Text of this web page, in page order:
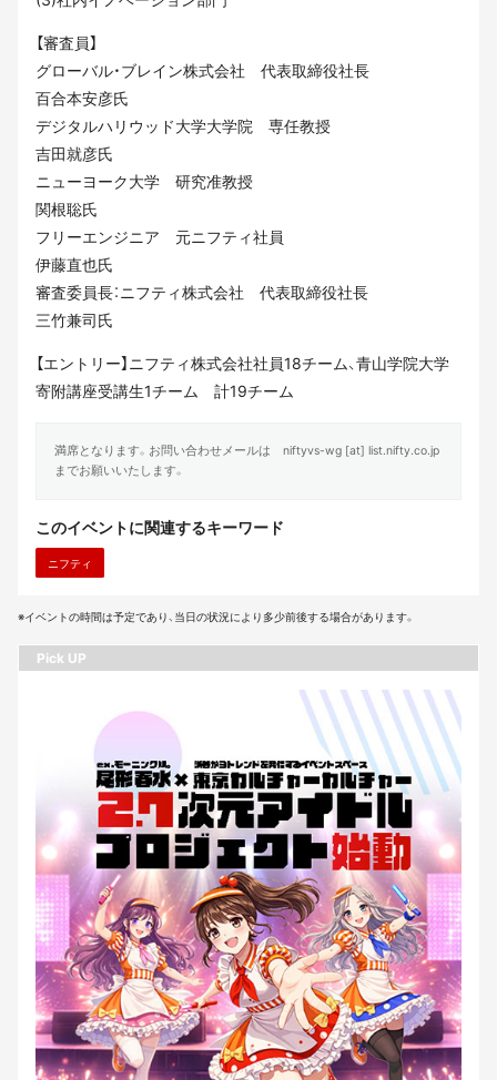
【審査員】
グローバル・ブレイン株式会社 代表取締役社長
百合本安彦氏
デジタルハリウッド大学大学院 専任教授
吉田就彦氏
ニューヨーク大学 研究准教授
関根聡氏
フリーエンジニア 元ニフティ社員
伊藤直也氏
審査委員長：ニフティ株式会社 代表取締役社長
三竹兼司氏
【エントリー】ニフティ株式会社社員18チーム、青山学院大学
寄附講座受講生1チーム 計19チーム
満席となります。お問い合わせメールは niftyvs-wg [at] list.nifty.co.jp
までお願いいたします。
このイベントに関連するキーワード
ニフティ
※イベントの時間は予定であり、当日の状況により多少前後する場合があります。
Pick UP